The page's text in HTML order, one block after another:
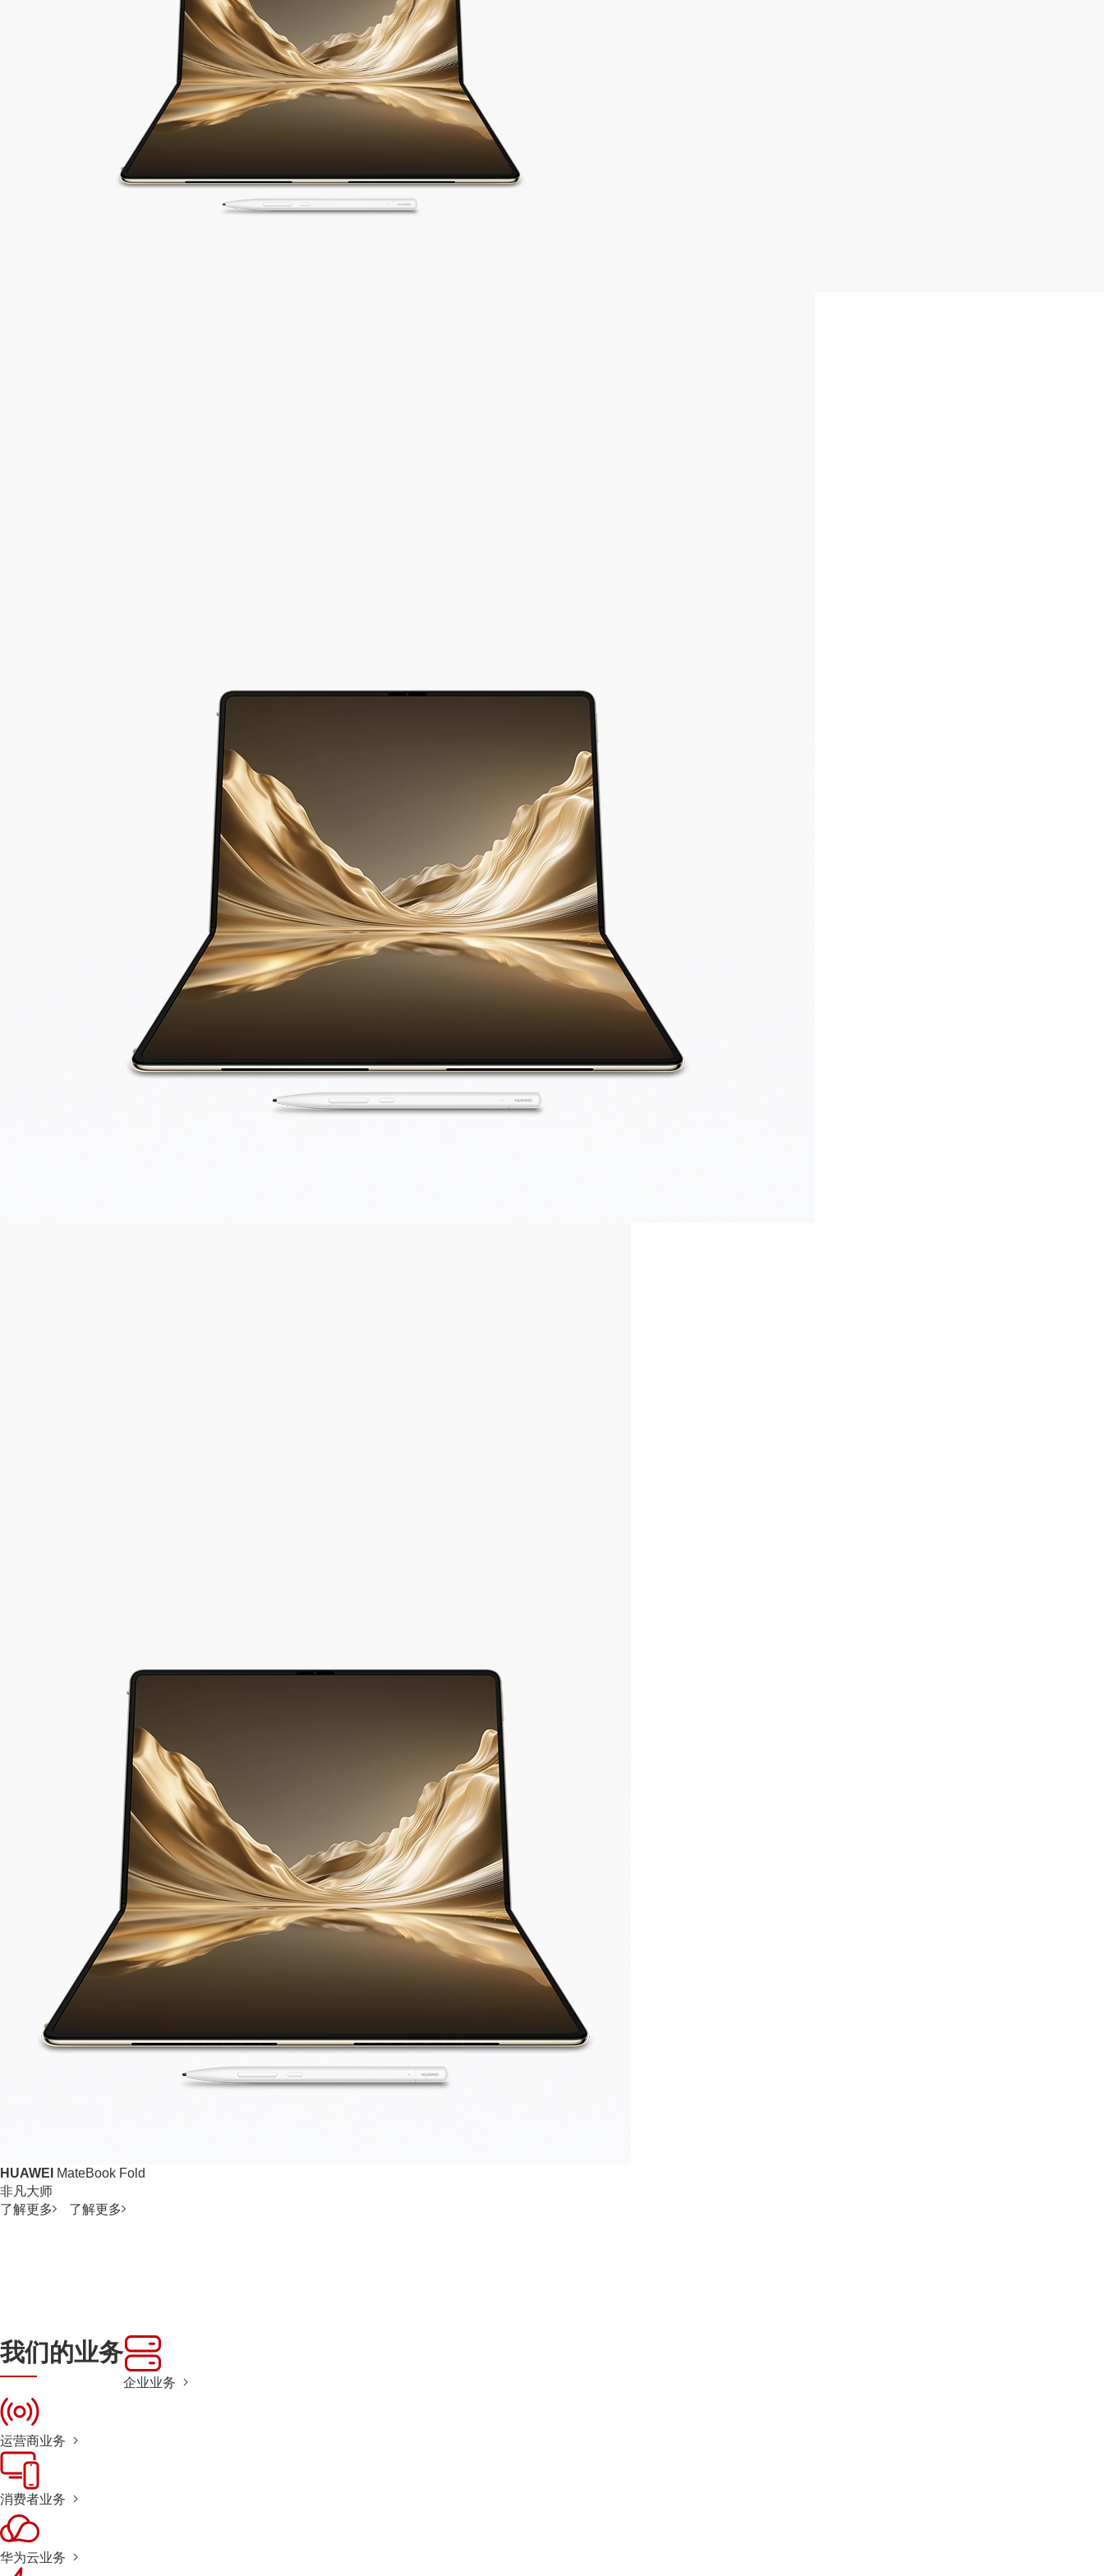
HUAWEI
MateBook Fold
非凡大师
了解更多
了解更多
我们的业务
企业业务
运营商业务
消费者业务
华为云业务